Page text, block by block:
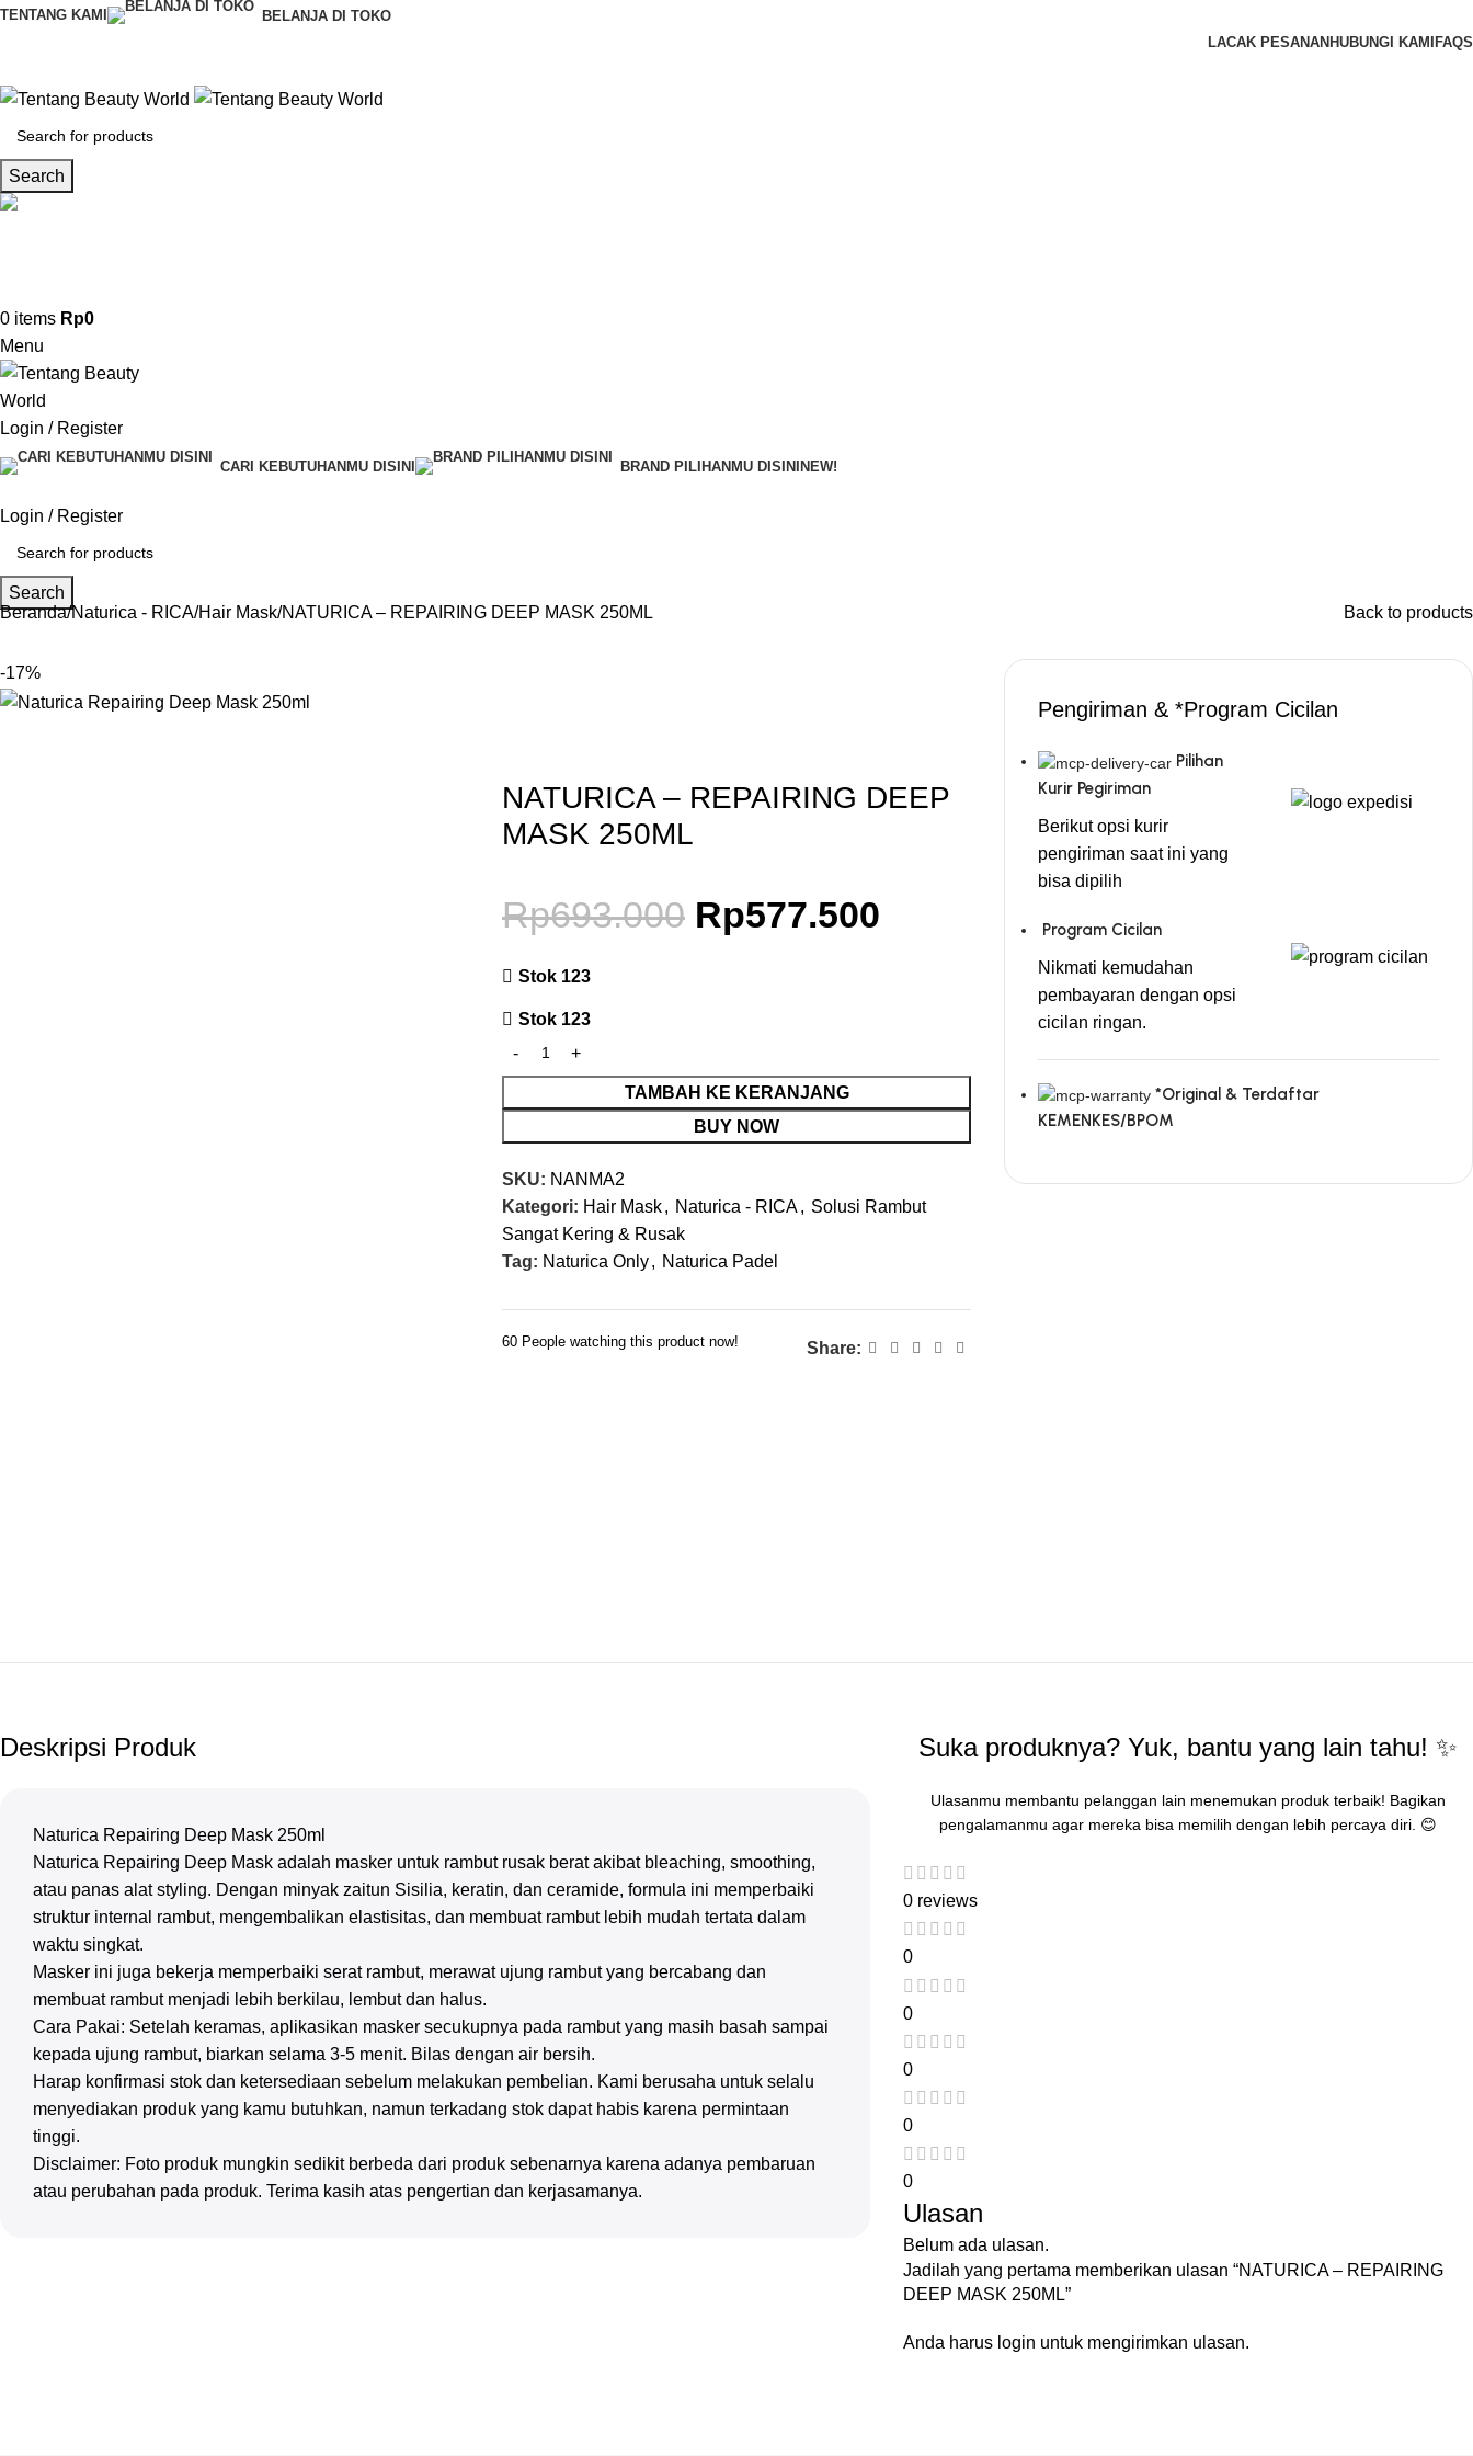
TENTANG KAMI
BELANJA DI TOKO
LACAK PESANAN HUBUNGI KAMI FAQS
Search
0 items Rp0
Menu
Login / Register
CARI KEBUTUHANMU DISINI BRAND PILIHANMU DISINI NEW!
Login / Register
Search
Beranda Naturica - RICA Hair Mask NATURICA – REPAIRING DEEP MASK 250ML Back to products
-17%
NATURICA – REPAIRING DEEP
MASK 250ML
Rp693.000 Rp577.500
Stok 123
Stok 123
TAMBAH KE KERANJANG
BUY NOW
SKU: NANMA2
Kategori: Hair Mask, Naturica - RICA, Solusi Rambut
Sangat Kering & Rusak
Tag: Naturica Only, Naturica Padel
60 People watching this product now! Share:
Pengiriman & *Program Cicilan
Pilihan
Kurir Pegiriman
Berikut opsi kurir
pengiriman saat ini yang
bisa dipilih
Program Cicilan
Nikmati kemudahan
pembayaran dengan opsi
cicilan ringan.
*Original & Terdaftar
KEMENKES/BPOM
Deskripsi Produk
Naturica Repairing Deep Mask 250ml
Naturica Repairing Deep Mask adalah masker untuk rambut rusak berat akibat bleaching, smoothing,
atau panas alat styling. Dengan minyak zaitun Sisilia, keratin, dan ceramide, formula ini memperbaiki
struktur internal rambut, mengembalikan elastisitas, dan membuat rambut lebih mudah tertata dalam
waktu singkat.
Masker ini juga bekerja memperbaiki serat rambut, merawat ujung rambut yang bercabang dan
membuat rambut menjadi lebih berkilau, lembut dan halus.
Cara Pakai: Setelah keramas, aplikasikan masker secukupnya pada rambut yang masih basah sampai
kepada ujung rambut, biarkan selama 3-5 menit. Bilas dengan air bersih.
Harap konfirmasi stok dan ketersediaan sebelum melakukan pembelian. Kami berusaha untuk selalu
menyediakan produk yang kamu butuhkan, namun terkadang stok dapat habis karena permintaan
tinggi.
Disclaimer: Foto produk mungkin sedikit berbeda dari produk sebenarnya karena adanya pembaruan
atau perubahan pada produk. Terima kasih atas pengertian dan kerjasamanya.
Suka produknya? Yuk, bantu yang lain tahu! ✨
Ulasanmu membantu pelanggan lain menemukan produk terbaik! Bagikan
pengalamanmu agar mereka bisa memilih dengan lebih percaya diri. 😊
0 reviews
0
0
0
0
0
Ulasan
Belum ada ulasan.
Jadilah yang pertama memberikan ulasan “NATURICA – REPAIRING
DEEP MASK 250ML”
Anda harus login untuk mengirimkan ulasan.